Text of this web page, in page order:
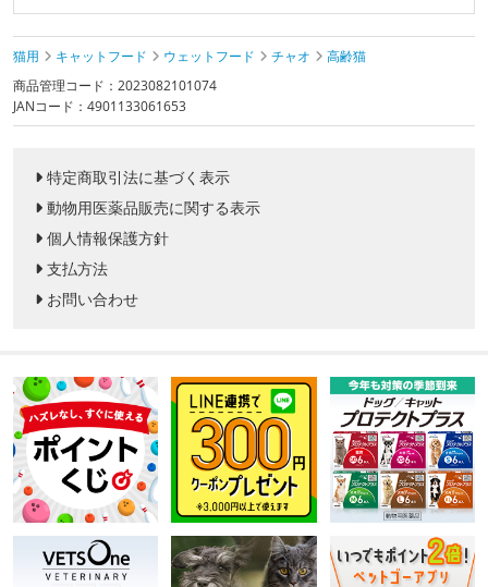
猫用 キャットフード ウェットフード チャオ
高齢猫
商品管理コード：2023082101074
JANコード：4901133061653
特定商取引法に基づく表示
動物用医薬品販売に関する表示
個人情報保護方針
支払方法
お問い合わせ